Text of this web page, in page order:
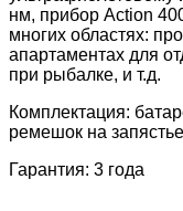
нм, прибор Action
многих областях:
апартаментах для
при рыбалке, и т.д.
Комплектация:
ремешок на
Гарантия: 3 года